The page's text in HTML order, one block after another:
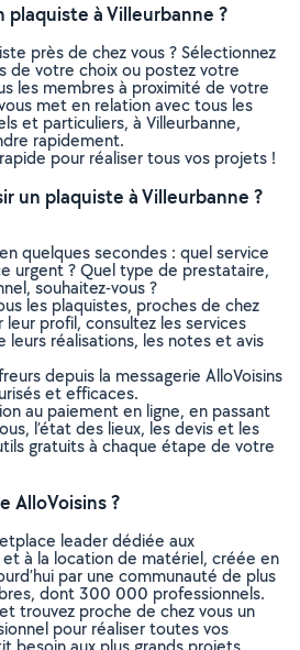
à Villeurbanne ?
près de chez vous ? Sélectionnez
de votre choix ou postez votre
les membres à proximité de votre
met en relation avec tous les
et particuliers, à Villeurbanne,
rapidement.
pour réaliser tous vos projets !
un plaquiste à Villeurbanne ?
quelques secondes : quel service
urgent ? Quel type de prestataire,
souhaitez-vous ?
les plaquistes, proches de chez
leur profil, consultez les services
leurs réalisations, les notes et avis
depuis la messagerie AlloVoisins
et efficaces.
au paiement en ligne, en passant
l’état des lieux, les devis et les
gratuits à chaque étape de votre
AlloVoisins ?
leader dédiée aux
à la location de matériel, créée en
par une communauté de plus
dont 300 000 professionnels.
trouvez proche de chez vous un
pour réaliser toutes vos